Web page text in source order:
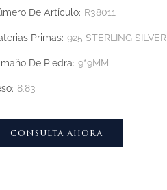
De Artículo: R38011
Primas: 925 STERLING SILVER
De Piedra: 9*9MM
8.83
CONSULTA AHORA